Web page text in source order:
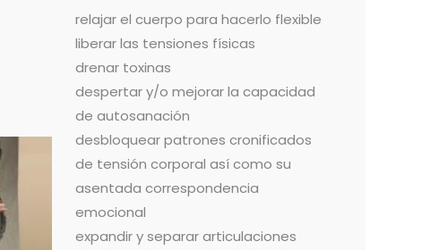
relajar el cuerpo para hacerlo flexible
liberar las tensiones físicas
drenar toxinas
despertar y/o mejorar la capacidad
de autosanación
desbloquear patrones cronificados
de tensión corporal así como su
asentada correspondencia
emocional
expandir y separar articulaciones